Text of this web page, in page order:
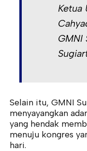
Ketua
GMNI
Selain itu, GMNI
menyayangkan
yang hendak
menuju kongres
hari.